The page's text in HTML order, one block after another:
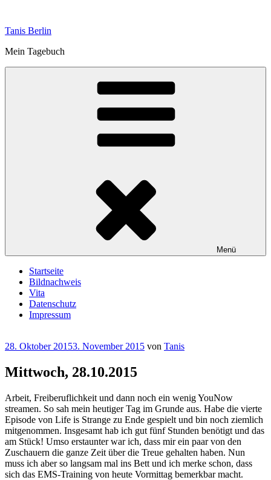
springen
Tanis Berlin
Mein Tagebuch
Menü
Startseite
Bildnachweis
Vita
Datenschutz
Impressum
Veröffentlicht
28. Oktober 20153. November 2015 von Tanis
Mittwoch, 28.10.2015
Arbeit, Freiberuflichkeit und dann noch ein wenig YouNow
streamen. So sah mein heutiger Tag im Grunde aus. Habe die vierte
Episode von Life is Strange zu Ende gespielt und bin noch ziemlich
mitgenommen. Insgesamt hab ich gut fünf Stunden benötigt und das
am Stück! Umso erstaunter war ich, dass mir ein paar von den
Zuschauern die ganze Zeit über die Treue gehalten haben. Nun
muss ich aber so langsam mal ins Bett und ich merke schon, dass
sich das EMS-Training von heute Vormittag bemerkbar macht.